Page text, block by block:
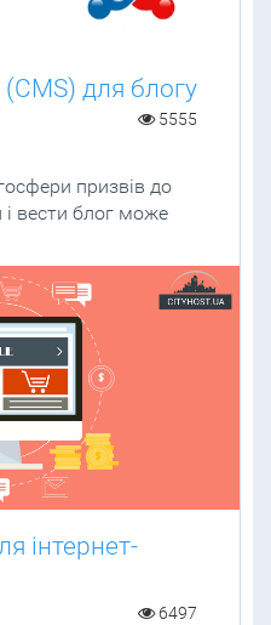
для блогу
5555
призвів до
і вести блог може
інтернет-
6497